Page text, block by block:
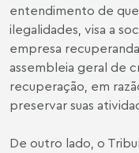
entendimento de
ilegalidades, visa a
empresa
assembleia geral de
recuperação, em
preservar suas
De outro lado, o